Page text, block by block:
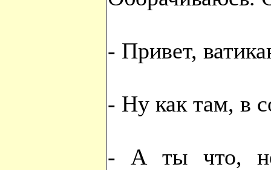
- Привет,
- Ну как там, в
- А ты что,